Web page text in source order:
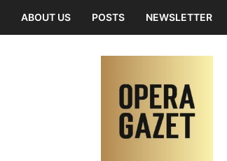
ABOUT US POSTS NEWSLETTER